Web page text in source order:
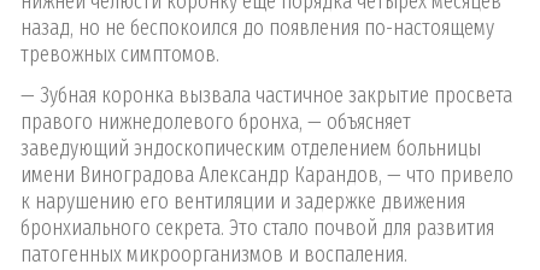
назад, но не беспокоился до появления по-настоящему
тревожных симптомов.
— Зубная коронка вызвала частичное закрытие просвета
правого нижнедолевого бронха, — объясняет
заведующий эндоскопическим отделением больницы
имени Виноградова Александр Карандов, — что привело
к нарушению его вентиляции и задержке движения
бронхиального секрета. Это стало почвой для развития
патогенных микроорганизмов и воспаления.